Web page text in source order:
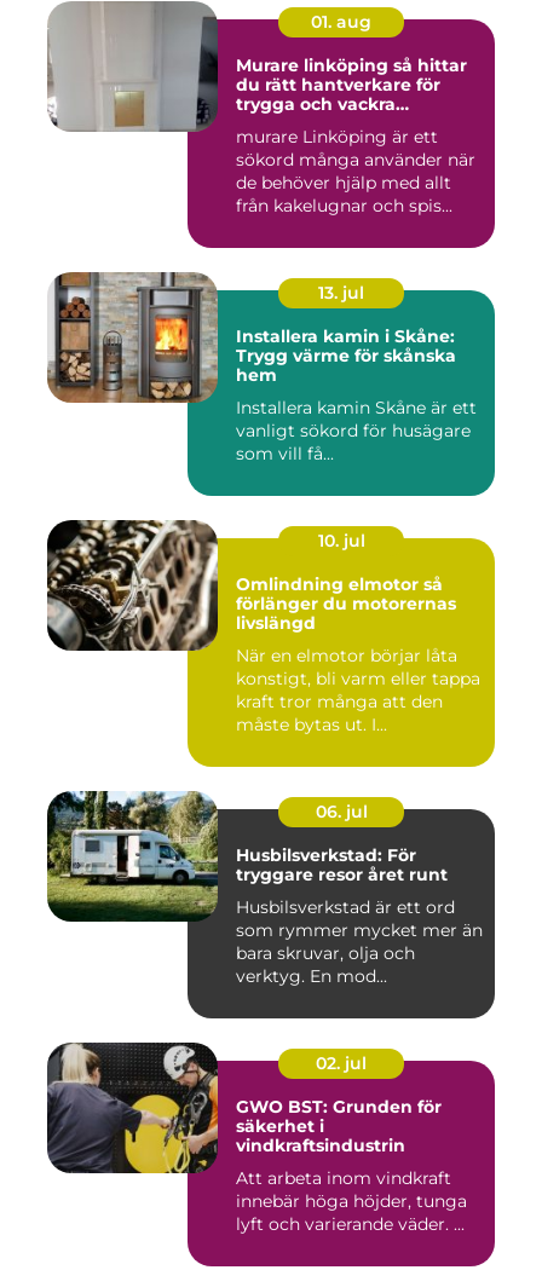
01. aug
Murare linköping så hittar
du rätt hantverkare för
trygga och vackra
murare Linköping är ett
sökord många använder när
de behöver hjälp med allt
från kakelugnar och spis...
13. jul
Installera kamin i Skåne:
Trygg värme för skånska
hem
Installera kamin Skåne är ett
vanligt sökord för husägare
som vill få...
10. jul
Omlindning elmotor så
förlänger du motorernas
livslängd
När en elmotor börjar låta
konstigt, bli varm eller tappa
kraft tror många att den
måste bytas ut. I...
06. jul
Husbilsverkstad: För
tryggare resor året runt
Husbilsverkstad är ett ord
som rymmer mycket mer än
bara skruvar, olja och
verktyg. En mod...
02. jul
GWO BST: Grunden för
säkerhet i
vindkraftsindustrin
Att arbeta inom vindkraft
innebär höga höjder, tunga
lyft och varierande väder. ...